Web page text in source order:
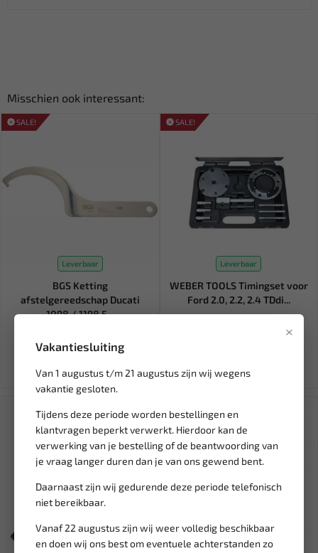
×
Vakantiesluiting
Van 1 augustus t/m 21 augustus zijn wij wegens
vakantie gesloten.
Tijdens deze periode worden bestellingen en
klantvragen beperkt verwerkt. Hierdoor kan de
verwerking van je bestelling of de beantwoording van
je vraag langer duren dan je van ons gewend bent.
Daarnaast zijn wij gedurende deze periode telefonisch
niet bereikbaar.
Vanaf 22 augustus zijn wij weer volledig beschikbaar
en doen wij ons best om eventuele achterstanden zo
Misschien ook interessant:
SALE!
Leverbaar
BGS Ketting
afstelgereedschap Ducati
1098 / 1198 5...
Ex. btw: € 35,50
SALE!
Leverbaar
WEBER TOOLS Timingset voor
Ford 2.0, 2.2, 2.4 TDdi...
Leverbaar
Tijdelijk
uitverkocht